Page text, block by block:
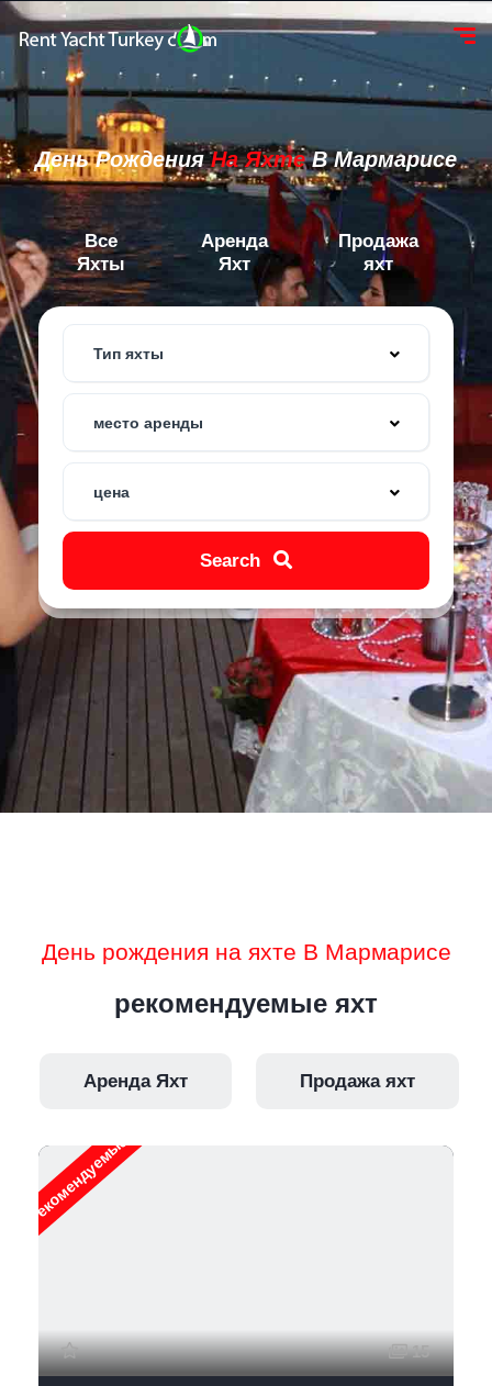
День РожденияНа ЯхтеВ Мармарисе
Все
Яхты
Аренда
Яхт
Продажа
яхт
Тип яхты
место аренды
цена
Search
День рождения на яхте В Мармарисе
рекомендуемые яхт
Аренда Яхт Продажа яхт
Рекомендуемые
15